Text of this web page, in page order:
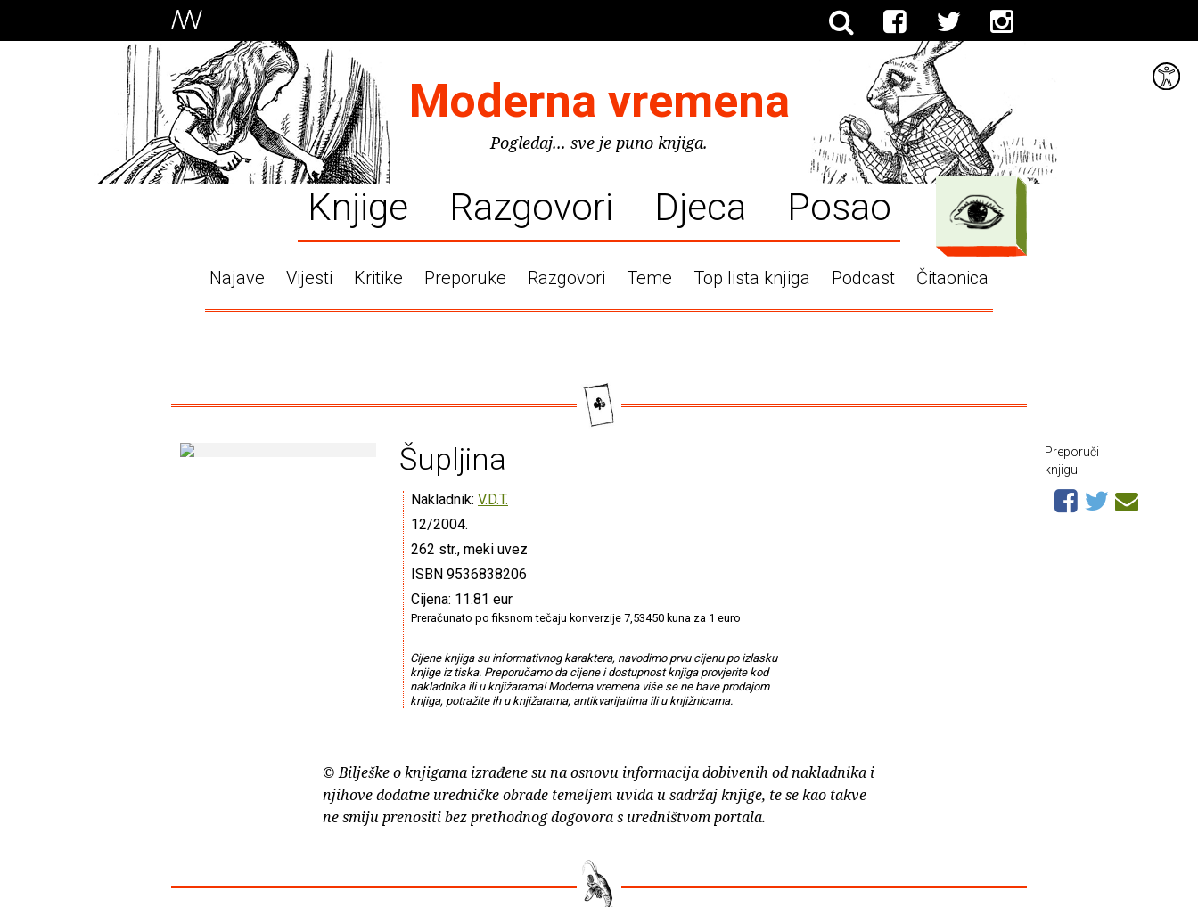
Moderna vremena
Pogledaj... sve je puno knjiga.
Knjige Razgovori Djeca Posao
Najave Vijesti Kritike Preporuke Razgovori Teme Top lista knjiga Podcast Čitaonica
Šupljina
Nakladnik: V.D.T.
12/2004.
262 str., meki uvez
ISBN 9536838206
Cijena: 11.81 eur
Preračunato po fiksnom tečaju konverzije 7,53450 kuna za 1 euro
Cijene knjiga su informativnog karaktera, navodimo prvu cijenu po izlasku
knjige iz tiska. Preporučamo da cijene i dostupnost knjiga provjerite kod
nakladnika ili u knjižarama! Moderna vremena više se ne bave prodajom
knjiga, potražite ih u knjižarama, antikvarijatima ili u knjižnicama.
© Bilješke o knjigama izrađene su na osnovu informacija dobivenih od nakladnika i
njihove dodatne uredničke obrade temeljem uvida u sadržaj knjige, te se kao takve
ne smiju prenositi bez prethodnog dogovora s uredništvom portala.
Preporuči
knjigu